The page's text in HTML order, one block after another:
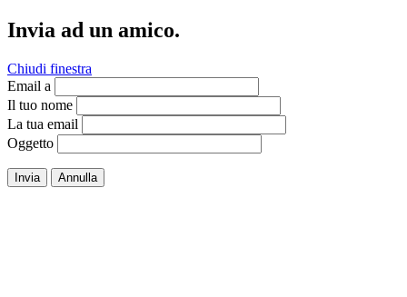
Invia ad un amico.
Chiudi finestra
Email a
Il tuo nome
La tua email
Oggetto
Invia Annulla